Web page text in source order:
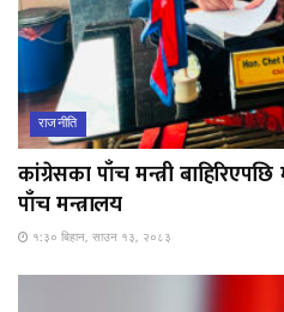
राजनीति
कांग्रेसका पाँच मन्त्री
पाँच मन्त्रालय
१:३० बिहान, साउन १३, २०८३